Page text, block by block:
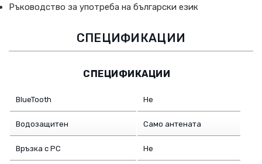
Ръководство за употреба на български език
СПЕЦИФИКАЦИИ
СПЕЦИФИКАЦИИ
BlueTooth Не
Водозащитен Само антената
Връзка с PC Не